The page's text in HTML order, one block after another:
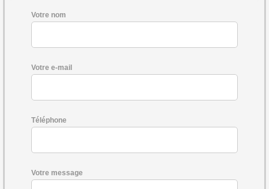
Votre nom
Votre e-mail
Téléphone
Votre message